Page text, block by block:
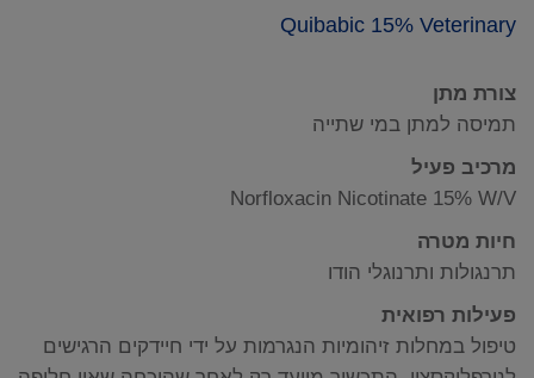
Quibabic 15% Veterinary
צורת מתן
תמיסה למתן במי שתייה
מרכיב פעיל
Norfloxacin Nicotinate 15% W/V
חיות מטרה
תרנגולות ותרנוגלי הודו
פעילות רפואית
טיפול במחלות זיהומיות הנגרמות על ידי חיידקים הרגישים